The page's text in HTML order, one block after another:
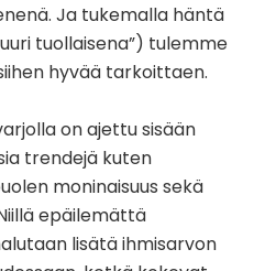
Ja tukemalla häntä
tuollaisena”) tulemme
hyvää tarkoittaen.
on ajettu sisään
trendejä kuten
moninaisuus sekä
epäilemättä
lisätä ihmisarvon